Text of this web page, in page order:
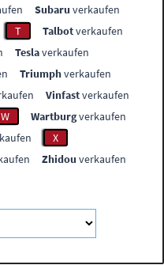
Subaru verkaufen
T Talbotverkaufen
Teslaverkaufen
Triumphverkaufen
Vinfastverkaufen
W Wartburgverkaufen
X
Zhidou verkaufen